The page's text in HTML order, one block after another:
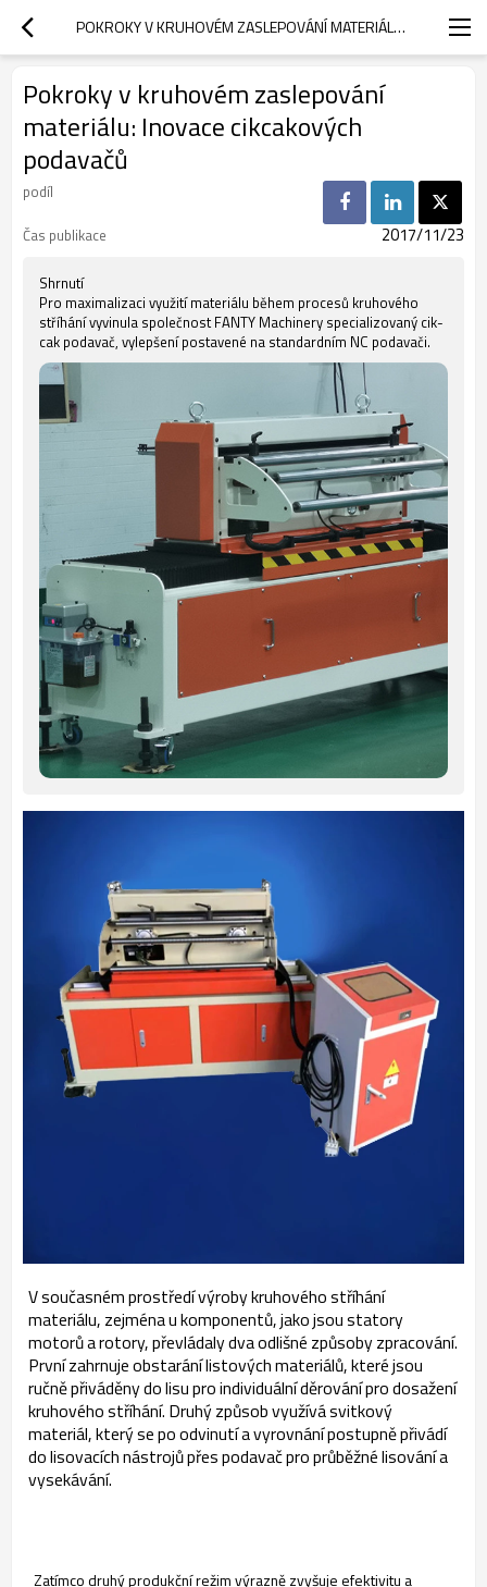
POKROKY V KRUHOVÉM ZASLEPOVÁNÍ MATERIÁLU: INOVACE CIKCAKOVÝCH PODAVAČŮ
Pokroky v kruhovém zaslepování
materiálu: Inovace cikcakových
podavačů
podíl
Čas publikace
2017/11/23
Shrnutí
Pro maximalizaci využití materiálu během procesů kruhového
stříhání vyvinula společnost FANTY Machinery specializovaný cik-
cak podavač, vylepšení postavené na standardním NC podavači.
V současném prostředí výroby kruhového stříhání
materiálu, zejména u komponentů, jako jsou statory
motorů a rotory, převládaly dva odlišné způsoby zpracování.
První zahrnuje obstarání listových materiálů, které jsou
ručně přiváděny do lisu pro individuální děrování pro dosažení
kruhového stříhání. Druhý způsob využívá svitkový
materiál, který se po odvinutí a vyrovnání postupně přivádí
do lisovacích nástrojů přes podavač pro průběžné lisování a
vysekávání.
Zatímco druhý produkční režim výrazně zvyšuje efektivitu a